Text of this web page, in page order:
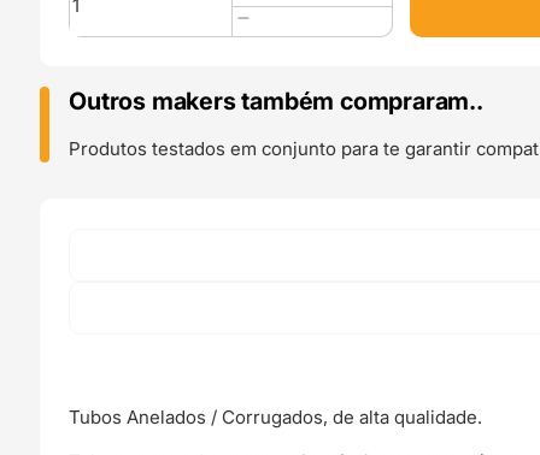
de
100m
Anelado
PP
cabos
Outros makers também compraram..
Produtos testados em conjunto para te garantir
Tubos Anelados / Corrugados, de alta qualidade.